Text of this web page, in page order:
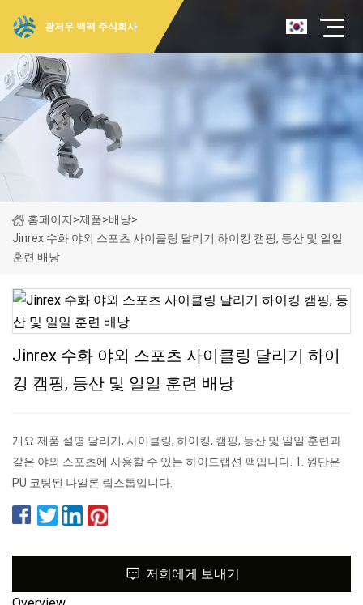
광저우 백팩 주식회사
홈페이지>제품>배낭>
Jinrex 수화 야외 스포츠 사이클링 달리기 하이킹 캠핑, 등산 및 일일
훈련 배낭
Jinrex 수화 야외 스포츠 사이클링 달리기 하이
킹 캠핑, 등산 및 일일 훈련 배낭
개요 제품 설명 달리기, 사이클링, 하이킹, 캠핑, 등산 및 일일 훈련과
같은 야외 스포츠에 사용할 수 있는 하이드랩션 팩입니다. 1. 원단은
PU 코팅된 나일론 립스톱입니다.
저희에게 보내기